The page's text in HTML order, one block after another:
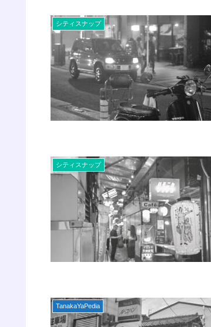
シティスナップ
シティスナップ
TanakaYaPedia